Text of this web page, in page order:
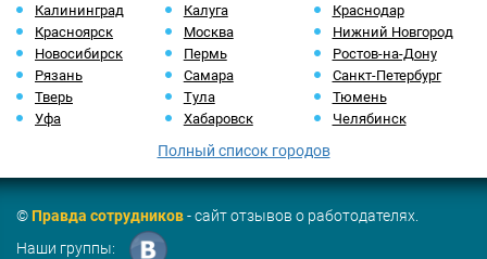
Калининград
Калуга
Краснодар
Красноярск
Москва
Нижний Новгород
Новосибирск
Пермь
Ростов-на-Дону
Рязань
Самара
Санкт-Петербург
Тверь
Тула
Тюмень
Уфа
Хабаровск Челябинск
Полный список городов
©Правда сотрудников- сайт отзывов о работодателях.
Наши группы: